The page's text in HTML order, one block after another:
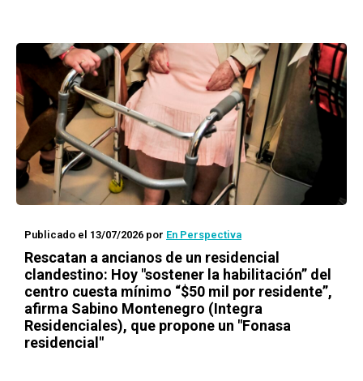
Publicado el 13/07/2026 por En Perspectiva
Rescatan a ancianos de un residencial
clandestino: Hoy "sostener la habilitación” del
centro cuesta mínimo “$50 mil por residente”,
afirma Sabino Montenegro (Integra
Residenciales), que propone un "Fonasa
residencial"